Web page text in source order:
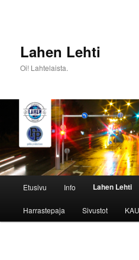
Lahen Lehti
Oi! Lahtelaista.
Etusivu Info Lahen Lehti
Harrastepaja Sivustot